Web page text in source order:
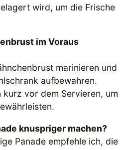
wird, um die Frische
im Voraus
marinieren und
aufbewahren.
kurz vor dem Servieren, um
knuspriger machen?
Panade empfehle ich, die